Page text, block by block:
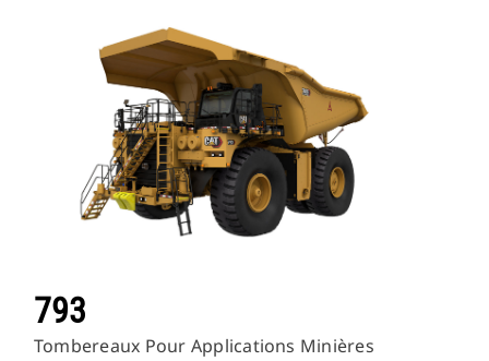
793
Tombereaux Pour Applications Minières